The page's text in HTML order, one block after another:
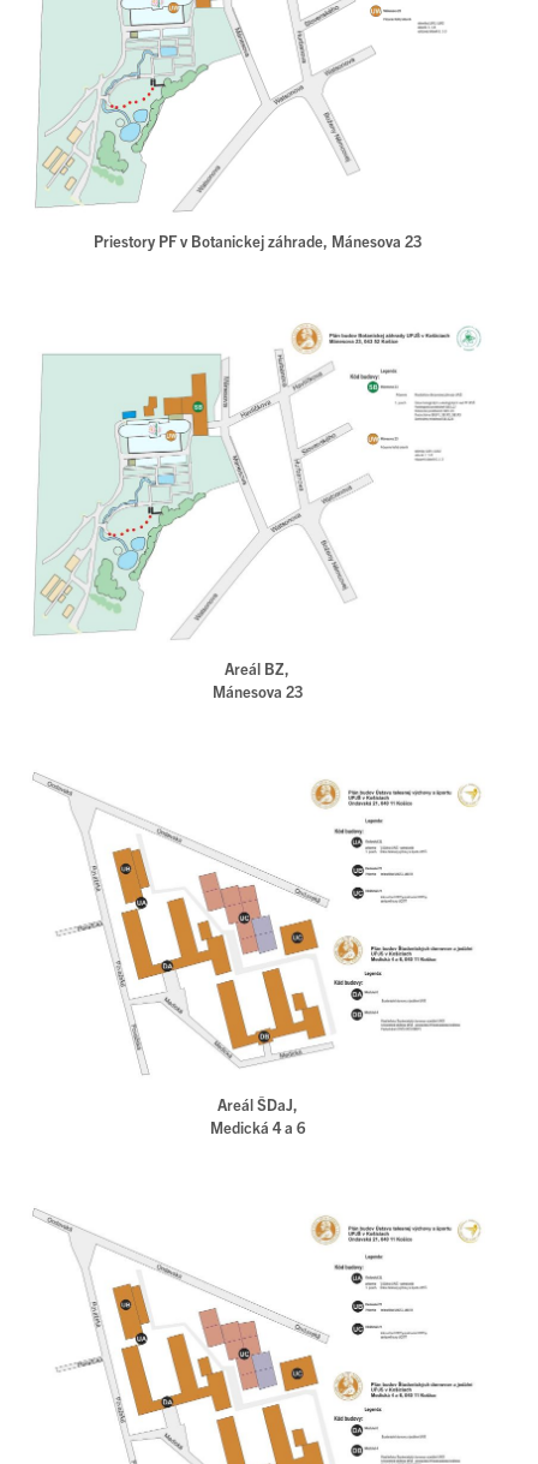
Priestory PF v Botanickej záhrade, Mánesova 23
Areál BZ,
Mánesova 23
Areál ŠDaJ,
Medická 4 a 6